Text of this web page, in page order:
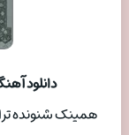
دانلود آهنگ
همینک شنونده